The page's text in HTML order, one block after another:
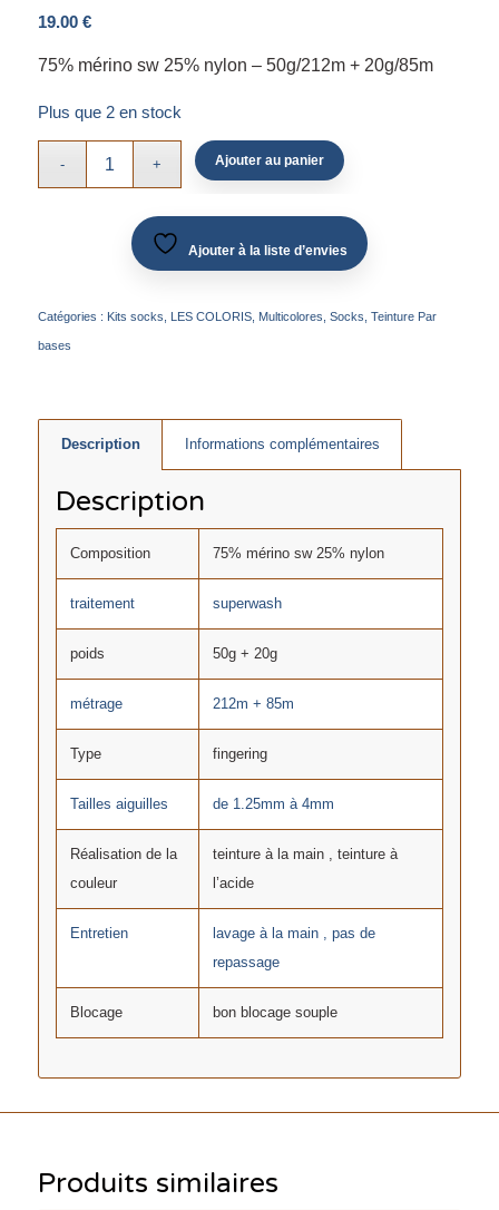
19.00 €
75% mérino sw 25% nylon – 50g/212m + 20g/85m
Plus que 2 en stock
Ajouter au panier
Ajouter à la liste d’envies
Catégories : Kits socks, LES COLORIS, Multicolores, Socks, Teinture Par
bases
Description Informations complémentaires
Description
Composition 75% mérino sw 25% nylon
traitement superwash
poids 50g + 20g
métrage 212m + 85m
Type fingering
Tailles aiguilles de 1.25mm à 4mm
Réalisation de la
couleur
teinture à la main , teinture à
l’acide
Entretien
lavage à la main , pas de
repassage
Blocage bon blocage souple
Produits similaires